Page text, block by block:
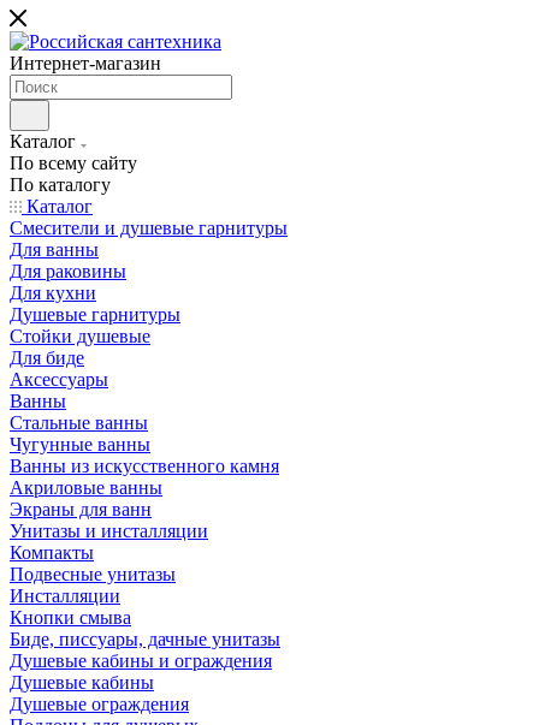
Интернет-магазин
Каталог
По всему сайту
По каталогу
Каталог
Смесители и душевые гарнитуры
Для ванны
Для раковины
Для кухни
Душевые гарнитуры
Стойки душевые
Для биде
Аксессуары
Ванны
Стальные ванны
Чугунные ванны
Ванны из искусственного камня
Акриловые ванны
Экраны для ванн
Унитазы и инсталляции
Компакты
Подвесные унитазы
Инсталляции
Кнопки смыва
Биде, писсуары, дачные унитазы
Душевые кабины и ограждения
Душевые кабины
Душевые ограждения